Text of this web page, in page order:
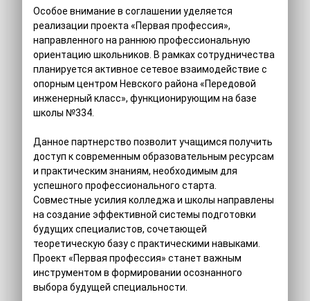
Особое внимание в соглашении уделяется
реализации проекта «Первая профессия»,
направленного на раннюю профессиональную
ориентацию школьников. В рамках сотрудничества
планируется активное сетевое взаимодействие с
опорным центром Невского района «Передовой
инженерный класс», функционирующим на базе
школы №334.
Данное партнерство позволит учащимся получить
доступ к современным образовательным ресурсам
и практическим знаниям, необходимым для
успешного профессионального старта.
Совместные усилия колледжа и школы направлены
на создание эффективной системы подготовки
будущих специалистов, сочетающей
теоретическую базу с практическими навыками.
Проект «Первая профессия» станет важным
инструментом в формировании осознанного
выбора будущей специальности.